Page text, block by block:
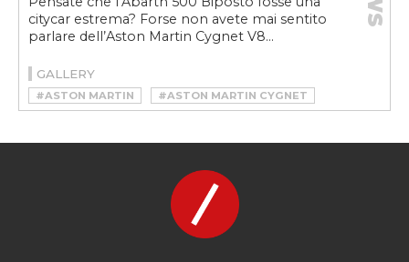
citycar estrema? Forse non avete mai sentito
parlare dell’Aston Martin Cygnet V8…
GALLERY
#ASTON MARTIN
#ASTON MARTIN CYGNET
#ASTON MARTIN CYGNET V8